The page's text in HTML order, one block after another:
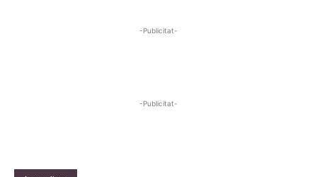
-Publicitat-
-Publicitat-